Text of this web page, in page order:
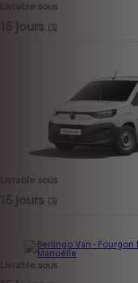
Livrable sous
15 jours (3)
Livrable sous
15 jours (3)
Livrable sous